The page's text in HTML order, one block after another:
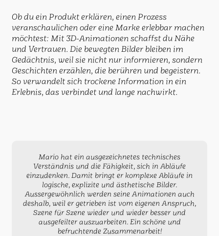
Ob du ein Produkt erklären, einen Prozess
veranschaulichen oder eine Marke erlebbar machen
möchtest: Mit 3D-Animationen schaffst du Nähe
und Vertrauen. Die bewegten Bilder bleiben im
Gedächtnis, weil sie nicht nur informieren, sondern
Geschichten erzählen, die berühren und begeistern.
So verwandelt sich trockene Information in ein
Erlebnis, das verbindet und lange nachwirkt.
Mario hat ein ausgezeichnetes technisches
Verständnis und die Fähigkeit, sich in Abläufe
einzudenken. Damit bringt er komplexe Abläufe in
logische, explizite und ästhetische Bilder.
Aussergewöhnlich werden seine Animationen auch
deshalb, weil er getrieben ist vom eigenen Anspruch,
Szene für Szene wieder und wieder besser und
ausgefeilter auszuarbeiten. Ein schöne und
befruchtende Zusammenarbeit!